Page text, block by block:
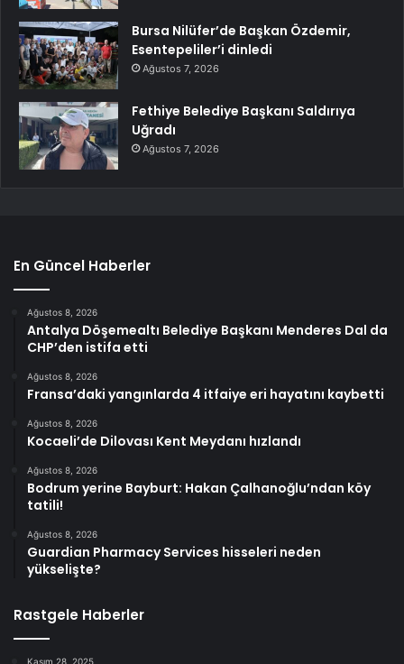
Bursa Nilüfer’de Başkan Özdemir,
Esentepeliler’i dinledi
Ağustos 7, 2026
Fethiye Belediye Başkanı Saldırıya
Uğradı
Ağustos 7, 2026
En Güncel Haberler
Ağustos 8, 2026
Antalya Döşemealtı Belediye Başkanı Menderes Dal da
CHP’den istifa etti
Ağustos 8, 2026
Fransa’daki yangınlarda 4 itfaiye eri hayatını kaybetti
Ağustos 8, 2026
Kocaeli’de Dilovası Kent Meydanı hızlandı
Ağustos 8, 2026
Bodrum yerine Bayburt: Hakan Çalhanoğlu’ndan köy
tatili!
Ağustos 8, 2026
Guardian Pharmacy Services hisseleri neden
yükselişte?
Rastgele Haberler
Kasım 28, 2025